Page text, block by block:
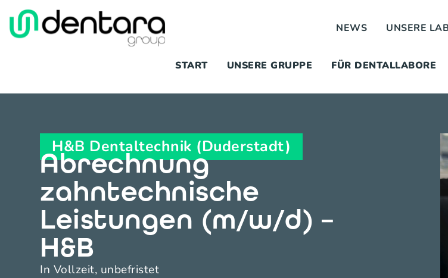
NEWS UNSERE
START UNSERE GRUPPE FÜR DENTALLABORE
H&B Dentaltechnik (Duderstadt)
Abrechnung
zahntechnische
Leistungen (m/w/d) –
H&B
In Vollzeit, unbefristet